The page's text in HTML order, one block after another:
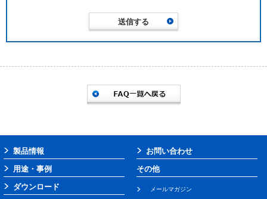
製品情報
用途・事例
ダウンロード
お問い合わせ
その他
メールマガジン